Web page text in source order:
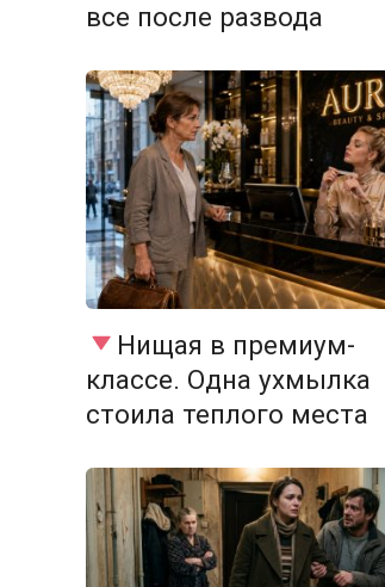
все после развода
Нищая в премиум-
классе. Одна ухмылка
стоила теплого места